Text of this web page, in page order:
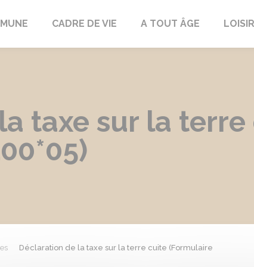
CADRE DE VIE A TOUT ÂGE
taxe sur la
Déclaration de la taxe sur la terre cuite (Formulaire